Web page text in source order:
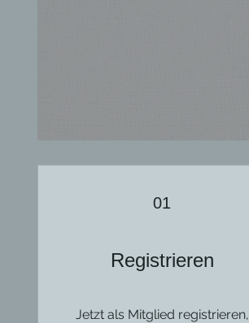
01
Registrieren
Jetzt als Mitglied registrieren,